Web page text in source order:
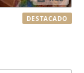
DESTACADO